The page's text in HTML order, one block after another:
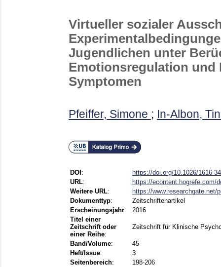
Virtueller sozialer
Jugendlichen unter
Emotionsregulation und
Symptomen
Pfeiffer, Simone ; In-Albon,
DOI :
https://doi.org/10.1026/1616-
URL:
https://econtent.hogrefe.com/
Weitere URL:
https://www.researchgate.net/
Dokumenttyp:
Zeitschriftenartikel
Erscheinungsjahr:
2016
Titel einer
Zeitschrift oder
einer Reihe:
Zeitschrift für Klinische
Band/Volume:
45
Heft/Issue:
3
Seitenbereich:
198-206